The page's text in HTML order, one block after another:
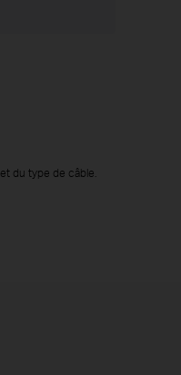
du type de câble.